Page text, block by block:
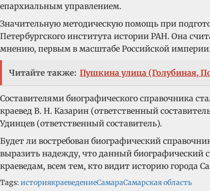
епархиальным управлением.
Значительную методическую помощь при
Петербургского института истории РАН. Она
мнению, первым в масштабе Российской империи.
Читайте также: Пушкина улица (Голубиная,
Составителями биографического справочника
краевед В. Н. Казарин (ответственный
Удинцев (ответственный составитель).
Будет ли востребован биографический
выразить надежду, что данный биографический
краеведам, всем тем, кто видит историю города
Tags: историякраеведениеСамараСамарская область